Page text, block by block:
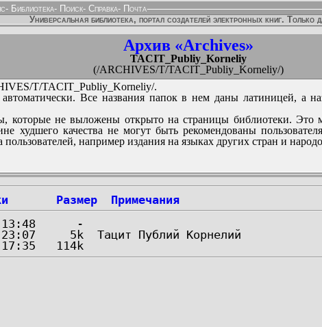
- Библиотека- Поиск- Справка- Почта
Универсальная библиотека, портал создателей электронных книг. Только
Архив «Archives»
TACIT_Publiy_Korneliy
(/ARCHIVES/T/TACIT_Publiy_Korneliy/)
T/TACIT_Publiy_Korneliy/.
Все названия папок в нем даны латиницей, а
не выложены открыто на страницы библиотеки. Это
худшего качества не могут быть рекомендованы
например издания на языках других стран и
Размер
Примечания